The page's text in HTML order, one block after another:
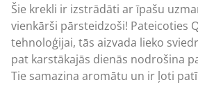
Šie krekli ir izstrādāti ar īpašu
vienkārši pārsteidzoši! Pateicoties
tehnoloģijai, tās aizvada lieko
pat karstākajās dienās nodrošina
Tie samazina aromātu un ir ļoti